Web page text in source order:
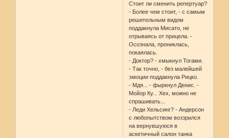
Стоит ли сменить репертуар?
- Более чем стоит, - с самым
решительным видом
поддакнула Мисато, не
отрываясь от прицела. -
Осознала, прониклась,
покаялась.
- Доктор? - хмыкнул Тогами.
- Так точно, - без малейшей
эмоции поддакнула Рицко.
- Мдя... - фыркнул Денис. -
Мойор Ку... Хех, можно не
спрашивать...
- Леди Хельсинг? - Андерсон
с любопытством воззрился
на вернувшуюся в
аскетичный салон танка